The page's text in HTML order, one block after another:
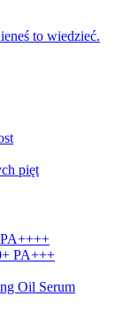
to wiedzieć.
pięt
PA+++
Oil Serum